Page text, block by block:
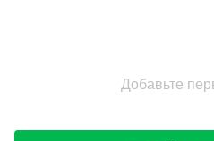
Добавьте